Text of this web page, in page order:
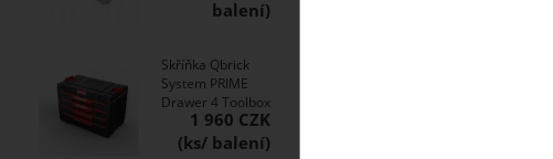
Skříňka Qbrick
System PRIME
Drawer 4 Toolbox
1 960 CZK